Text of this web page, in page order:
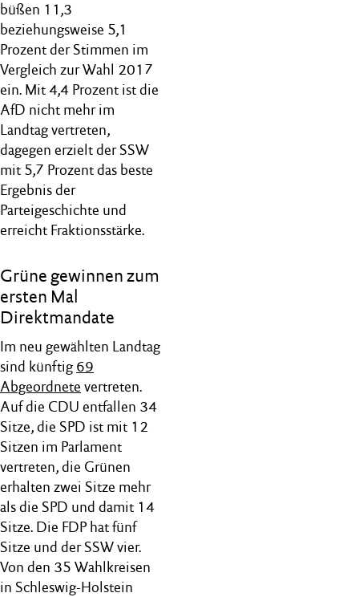
büßen 11,3
beziehungsweise 5,1
Prozent der Stimmen im
Vergleich zur Wahl 2017
ein. Mit 4,4 Prozent ist die
AfD nicht mehr im
Landtag vertreten,
dagegen erzielt der SSW
mit 5,7 Prozent das beste
Ergebnis der
Parteigeschichte und
erreicht Fraktionsstärke.
Grüne gewinnen zum
ersten Mal
Direktmandate
Im neu gewählten Landtag
sind künftig69
Abgeordnete vertreten.
Auf die CDU entfallen 34
Sitze, die SPD ist mit 12
Sitzen im Parlament
vertreten, die Grünen
erhalten zwei Sitze mehr
als die SPD und damit 14
Sitze. Die FDP hat fünf
Sitze und der SSW vier.
Von den 35 Wahlkreisen
in Schleswig-Holstein